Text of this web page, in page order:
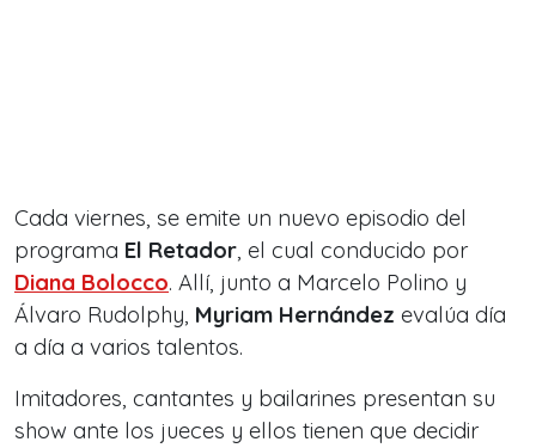
Cada viernes, se emite un nuevo episodio del
programa El Retador, el cual conducido por
Diana Bolocco. Allí, junto a Marcelo Polino y
Álvaro Rudolphy, Myriam Hernández evalúa día
a día a varios talentos.
Imitadores, cantantes y bailarines presentan su
show ante los jueces y ellos tienen que decidir